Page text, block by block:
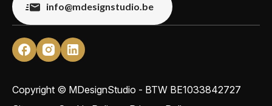
info@mdesignstudio.be
Copyright © MDesignStudio - BTW BE1033842727